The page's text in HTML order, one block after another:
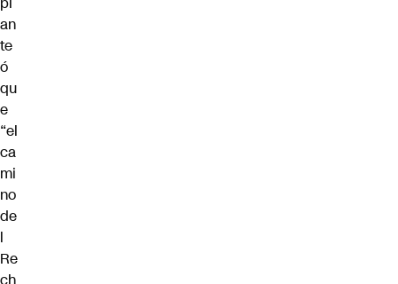
an
te
ó
qu
e
“el
ca
mi
no
de
l
Re